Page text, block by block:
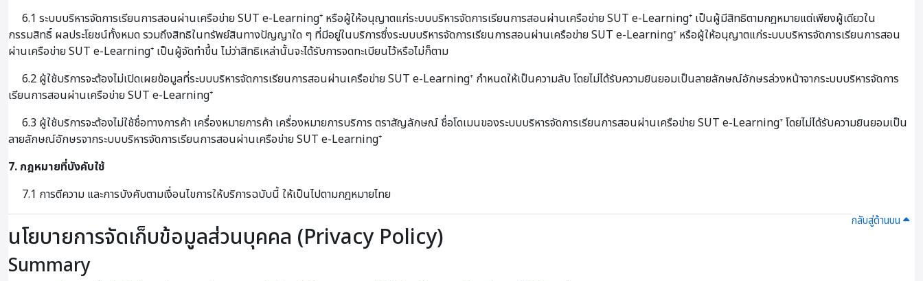
6.1 ระบบบริหารจัดการเรียนการสอนผ่านเครือข่าย SUT e-Learning⁺ หรือผู้ให้อนุญาตแก่ระบบบริหารจัดการเรียนการสอนผ่านเครือข่าย SUT e-Learning⁺ เป็นผู้มีสิทธิตามกฎหมายแต่เพียงผู้เดียวใน
กรรมสิทธิ์ ผลประโยชน์ทั้งหมด รวมถึงสิทธิในทรัพย์สินทางปัญญาใด ๆ ที่มีอยู่ในบริการซึ่งระบบบริหารจัดการเรียนการสอนผ่านเครือข่าย SUT e-Learning⁺ หรือผู้ให้อนุญาตแก่ระบบบริหารจัดการเรียนการสอน
ผ่านเครือข่าย SUT e-Learning⁺ เป็นผู้จัดทำขึ้น ไม่ว่าสิทธิเหล่านั้นจะได้รับการจดทะเบียนไว้หรือไม่ก็ตาม
6.2 ผู้ใช้บริการจะต้องไม่เปิดเผยข้อมูลที่ระบบบริหารจัดการเรียนการสอนผ่านเครือข่าย SUT e-Learning⁺ กำหนดให้เป็นความลับ โดยไม่ได้รับความยินยอมเป็นลายลักษณ์อักษรล่วงหน้าจากระบบบริหารจัดการ
เรียนการสอนผ่านเครือข่าย SUT e-Learning⁺
6.3 ผู้ใช้บริการจะต้องไม่ใช้ชื่อทางการค้า เครื่องหมายการค้า เครื่องหมายการบริการ ตราสัญลักษณ์ ชื่อโดเมนของระบบบริหารจัดการเรียนการสอนผ่านเครือข่าย SUT e-Learning⁺ โดยไม่ได้รับความยินยอมเป็น
ลายลักษณ์อักษรจากระบบบริหารจัดการเรียนการสอนผ่านเครือข่าย SUT e-Learning⁺
7. กฎหมายที่บังคับใช้
7.1 การตีความ และการบังคับตามเงื่อนไขการให้บริการฉบับนี้ ให้เป็นไปตามกฎหมายไทย
กลับสู่ด้านบน
นโยบายการจัดเก็บข้อมูลส่วนบุคคล (Privacy Policy)
Summary